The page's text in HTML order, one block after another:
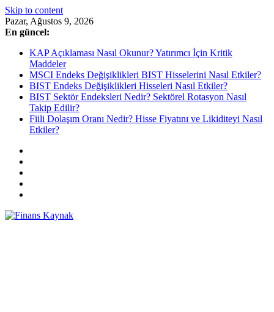
Skip to content
Pazar, Ağustos 9, 2026
En güncel:
KAP Açıklaması Nasıl Okunur? Yatırımcı İçin Kritik
Maddeler
MSCI Endeks Değişiklikleri BIST Hisselerini Nasıl Etkiler?
BIST Endeks Değişiklikleri Hisseleri Nasıl Etkiler?
BIST Sektör Endeksleri Nedir? Sektörel Rotasyon Nasıl
Takip Edilir?
Fiili Dolaşım Oranı Nedir? Hisse Fiyatını ve Likiditeyi Nasıl
Etkiler?